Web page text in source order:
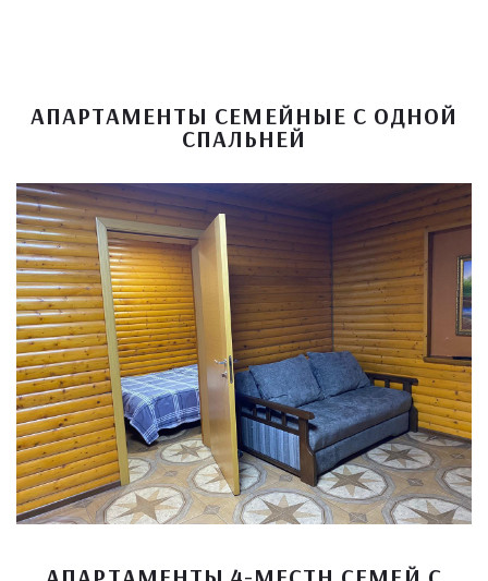
АПАРТАМЕНТЫ СЕМЕЙНЫЕ С ОДНОЙ
СПАЛЬНЕЙ